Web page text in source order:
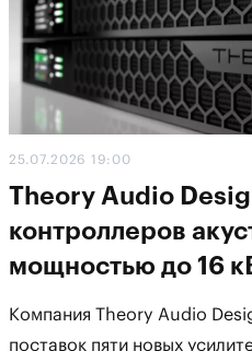
25.07.2026 19:00
Theory Audio
контроллеров
мощностью до 16
Компания Theory Audio
поставок пяти новых